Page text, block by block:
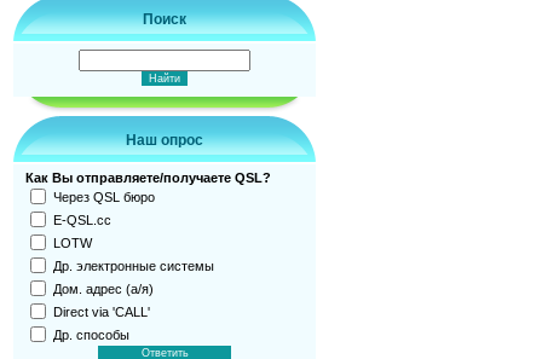
Поиск
Наш опрос
Как Вы отправляете/получаете QSL?
Через QSL бюро
E-QSL.cc
LOTW
Др. электронные системы
Дом. адрес (а/я)
Direct via 'CALL'
Др. способы